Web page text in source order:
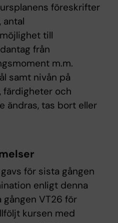
föreskrifter
antal
till
från
m.m.
samt nivån på
färdigheter och
ändras, tas bort eller
för sista gången
enligt denna
VT26 för
kursen med